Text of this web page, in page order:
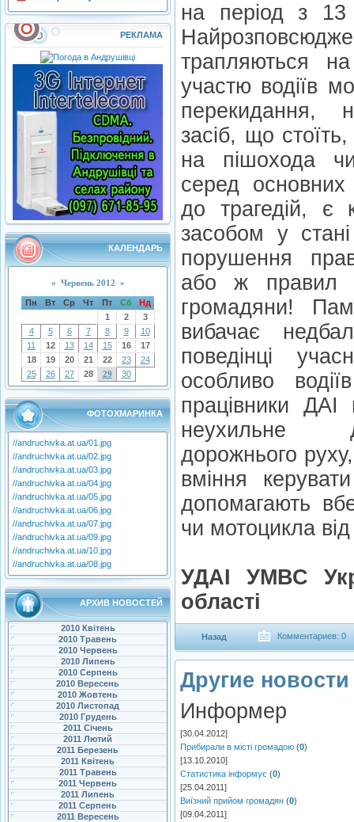
РЕКЛАМА
КАЛЕНДАРЬ
« Червень 2012 »
Пн Вт Ср Чт Пт Сб
Нд
1
2
3
4
5 6 7 8 9
10
11
12 13 14 15 16
17
18
19 20 21 22 23
24
25
26 27 28 29 30
ФОТОХМАРИНКА
//andruchivka.at.ua/01.jpg
//andruchivka.at.ua/02.jpg
//andruchivka.at.ua/03.jpg
//andruchivka.at.ua/04.jpg
//andruchivka.at.ua/05.jpg
//andruchivka.at.ua/06.jpg
//andruchivka.at.ua/07.jpg
//andruchivka.at.ua/09.jpg
//andruchivka.at.ua/10.jpg
//andruchivka.at.ua/08.jpg
АРХИВ НОВОСТЕЙ
2010 Квітень
2010 Травень
2010 Червень
2010 Липень
2010 Серпень
2010 Вересень
2010 Жовтень
2010 Листопад
2010 Грудень
2011 Січень
2011 Лютий
2011 Березень
2011 Квітень
2011 Травень
2011 Червень
2011 Липень
2011 Серпень
2011 Вересень
на період з 13
трапляються
участю водіїв
перекидання,
засіб, що
на пішохода
серед
до трагедій, є
засобом у стані
порушення
або ж правил
громадяни!
вибачає
поведінці
особливо
працівники
неухильне
дорожнього
вміння
допомагають
чи мотоцикла
УДАІ УМВС
області
Назад Комментариев: 0
Другие
Информер
[30.04.2012]
Прибирали в місті громадою (0)
[13.10.2010]
Статистика інформує (0)
[25.04.2011]
Виїзний прийом громадян (0)
[09.04.2011]